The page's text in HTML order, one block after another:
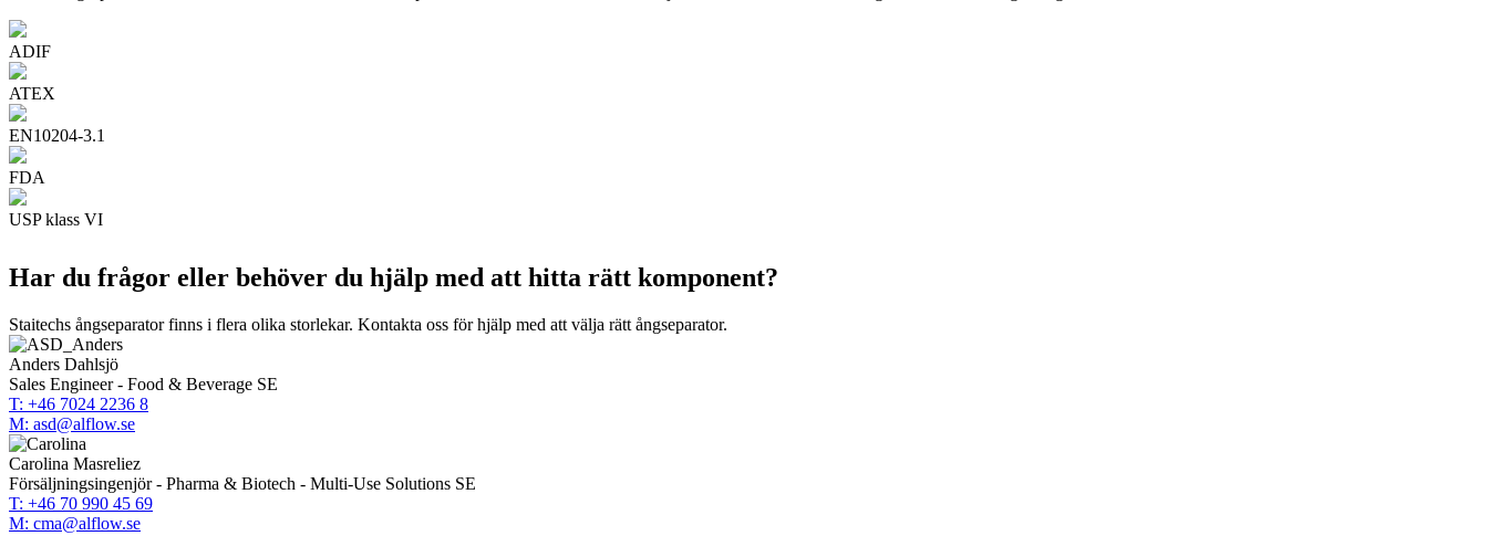
ADIF
ATEX
EN10204-3.1
FDA
USP klass VI
Har du frågor eller behöver du hjälp med att hitta rätt komponent?
Staitechs ångseparator finns i flera olika storlekar. Kontakta oss för hjälp med att välja rätt ångseparator.
Anders Dahlsjö
Sales Engineer - Food & Beverage SE
T: +46 7024 2236 8
M: asd@alflow.se
Carolina Masreliez
Försäljningsingenjör - Pharma & Biotech - Multi-Use Solutions SE
T: +46 70 990 45 69
M: cma@alflow.se